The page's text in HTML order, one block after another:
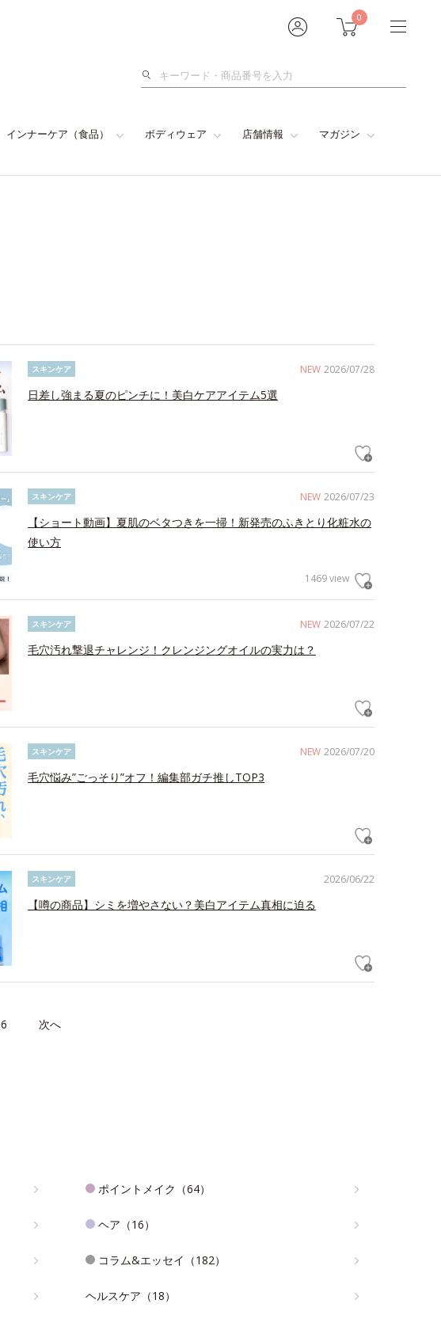
0
検
インナーケア（食品） ボディウェア 店舗情報 マガジン
NEW 2026/07/28
スキンケア
日差し強まる夏のピンチに！美白ケアアイテム5選
NEW 2026/07/23
スキンケア
【ショート動画】夏肌のベタつきを一掃！新発売のふきとり化粧水の
使い方
1469 view
NEW 2026/07/22
スキンケア
毛穴汚れ撃退チャレンジ！クレンジングオイルの実力は？
NEW 2026/07/20
スキンケア
毛穴悩み”ごっそり”オフ！編集部ガチ推しTOP3
2026/06/22
スキンケア
【噂の商品】シミを増やさない？美白アイテム真相に迫る
6 次へ
ポイントメイク（64）
ヘア（16）
コラム&エッセイ（182）
ヘルスケア（18）